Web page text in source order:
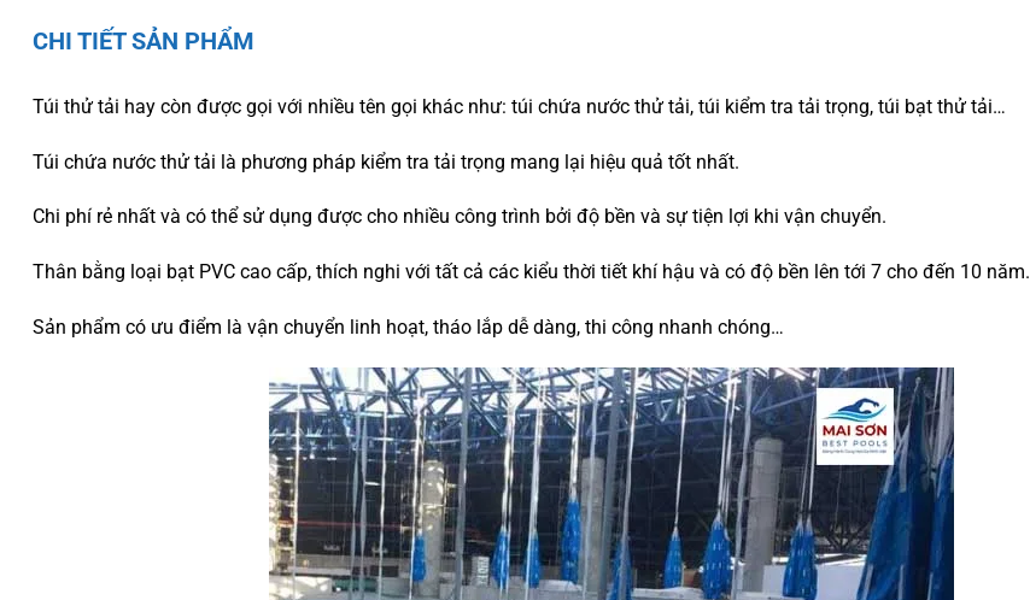
CHI TIẾT SẢN PHẨM
Túi thử tải hay còn được gọi với nhiều tên gọi khác như: túi chứa nước thử tải, túi kiểm tra tải trọng, túi bạt thử tải…
Túi chứa nước thử tải là phương pháp kiểm tra tải trọng mang lại hiệu quả tốt nhất.
Chi phí rẻ nhất và có thể sử dụng được cho nhiều công trình bởi độ bền và sự tiện lợi khi vận chuyển.
Thân bằng loại bạt PVC cao cấp, thích nghi với tất cả các kiểu thời tiết khí hậu và có độ bền lên tới 7 cho đến 10 năm.
Sản phẩm có ưu điểm là vận chuyển linh hoạt, tháo lắp dễ dàng, thi công nhanh chóng…